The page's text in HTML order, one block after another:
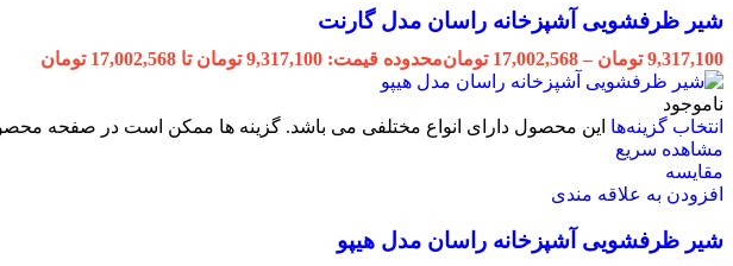
شیر ظرفشویی آشپزخانه راسان مدل گارنت
9,317,100 تومان –
17,002,568 تومانمحدوده قیمت: 9,317,100 تومان تا 17,002,568 تومان
ناموجود
انتخاب گزینه‌ها این محصول دارای انواع مختلفی می باشد. گزینه ها ممکن است در صفحه
مشاهده سریع
مقایسه
افزودن به علاقه مندی
شیر ظرفشویی آشپزخانه راسان مدل هیپو